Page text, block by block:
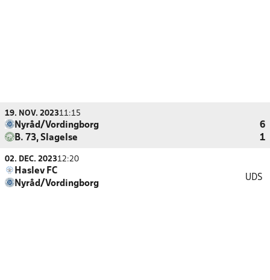
19. NOV. 202311:15
Nyråd/Vordingborg
6
B. 73, Slagelse
1
02. DEC. 202312:20
Haslev FC
Nyråd/Vordingborg
UDS